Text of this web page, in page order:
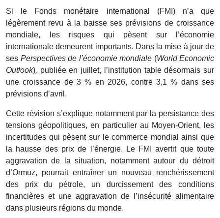
Si le Fonds monétaire international (FMI) n’a que
légèrement revu à la baisse ses prévisions de croissance
mondiale, les risques qui pèsent sur l’économie
internationale demeurent importants. Dans la mise à jour de
ses Perspectives de l’économie mondiale (World Economic
Outlook), publiée en juillet, l’institution table désormais sur
une croissance de 3 % en 2026, contre 3,1 % dans ses
prévisions d’avril.
Cette révision s’explique notamment par la persistance des
tensions géopolitiques, en particulier au Moyen-Orient, les
incertitudes qui pèsent sur le commerce mondial ainsi que
la hausse des prix de l’énergie. Le FMI avertit que toute
aggravation de la situation, notamment autour du détroit
d’Ormuz, pourrait entraîner un nouveau renchérissement
des prix du pétrole, un durcissement des conditions
financières et une aggravation de l’insécurité alimentaire
dans plusieurs régions du monde.